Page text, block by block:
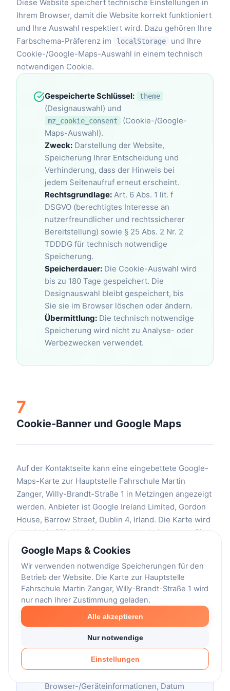
Diese Website speichert technische Einstellungen in
Ihrem Browser, damit die Website korrekt funktioniert
und Ihre Auswahl respektiert wird. Dazu gehören Ihre
Farbschema-Präferenz im
localStorage
und Ihre
Cookie-/Google-Maps-Auswahl in einem technisch
notwendigen Cookie.
Gespeicherte Schlüssel: theme
(Designauswahl) und
mz_cookie_consent
(Cookie-/Google-
Maps-Auswahl).
Zweck: Darstellung der Website,
Speicherung Ihrer Entscheidung und
Verhinderung, dass der Hinweis bei
jedem Seitenaufruf erneut erscheint.
Rechtsgrundlage: Art. 6 Abs. 1 lit. f
DSGVO (berechtigtes Interesse an
nutzerfreundlicher und rechtssicherer
Bereitstellung) sowie § 25 Abs. 2 Nr. 2
TDDDG für technisch notwendige
Speicherung.
Speicherdauer: Die Cookie-Auswahl wird
bis zu 180 Tage gespeichert. Die
Designauswahl bleibt gespeichert, bis
Sie sie im Browser löschen oder ändern.
Übermittlung: Die technisch notwendige
Speicherung wird nicht zu Analyse- oder
Werbezwecken verwendet.
7
Cookie-Banner und Google Maps
Auf der Kontaktseite kann eine eingebettete Google-
Maps-Karte zur Hauptstelle Fahrschule Martin
Zanger, Willy-Brandt-Straße 1 in Metzingen angezeigt
werden. Anbieter ist Google Ireland Limited, Gordon
House, Barrow Street, Dublin 4, Irland. Die Karte wird
standardmäßig blockiert und erst geladen, wenn Sie
über den Cookie-Banner oder die Cookie-
Einstellungen ausdrücklich zustimmen.
Vor Ihrer Zustimmung:Es wird kein
Google-Maps-iFrame geladen und es
findet durch die eingebettete Karte keine
Datenübertragung an Google statt.
Nach Ihrer Zustimmung:Ihr Browser lädt
Inhalte von Google Maps. Dabei können
Browser-/Geräteinformationen, Datum
Google Maps & Cookies
Wir verwenden notwendige Speicherungen für den
Betrieb der Website. Die Karte zur Hauptstelle
Fahrschule Martin Zanger, Willy-Brandt-Straße 1 wird
nur nach Ihrer Zustimmung geladen.
Alle akzeptieren
Nur notwendige
Einstellungen